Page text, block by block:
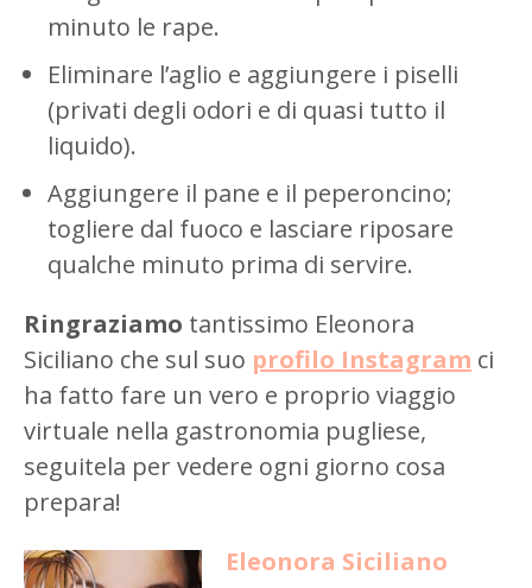
minuto le rape.
Eliminare l’aglio e aggiungere i piselli
(privati degli odori e di quasi tutto il
liquido).
Aggiungere il pane e il peperoncino;
togliere dal fuoco e lasciare riposare
qualche minuto prima di servire.
Ringraziamo tantissimo Eleonora
Siciliano che sul suo profilo Instagram ci
ha fatto fare un vero e proprio viaggio
virtuale nella gastronomia pugliese,
seguitela per vedere ogni giorno cosa
prepara!
Eleonora Siciliano